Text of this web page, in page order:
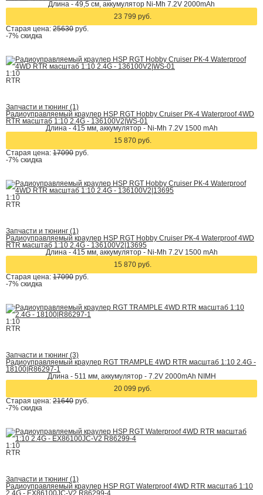
Длина - 49,5 см, аккумулятор Ni-Mh 7.2V 2000mAh
23 799 руб.
Старая цена: 25630 руб.
-7% скидка
1:10
RTR
Запчасти и тюнинг (1)
Радиоуправляемый краулер HSP RGT Hobby Cruiser РК-4 Waterproof 4WD
RTR масштаб 1:10 2.4G - 136100V2|WS-01
Длина - 415 мм, аккумулятор - Ni-Mh 7.2V 1500 mAh
15 870 руб.
Старая цена: 17090 руб.
-7% скидка
1:10
RTR
Запчасти и тюнинг (1)
Радиоуправляемый краулер HSP RGT Hobby Cruiser РК-4 Waterproof 4WD
RTR масштаб 1:10 2.4G - 136100V2|13695
Длина - 415 мм, аккумулятор - Ni-Mh 7.2V 1500 mAh
15 870 руб.
Старая цена: 17090 руб.
-7% скидка
1:10
RTR
Запчасти и тюнинг (3)
Радиоуправляемый краулер RGT TRAMPLE 4WD RTR масштаб 1:10 2.4G -
18100|R86297-1
Длина - 511 мм, аккумулятор - 7.2V 2000mAh NIMH
20 099 руб.
Старая цена: 21640 руб.
-7% скидка
1:10
RTR
Запчасти и тюнинг (1)
Радиоуправляемый краулер HSP RGT Waterproof 4WD RTR масштаб 1:10
2.4G - EX86100JC-V2 R86299-4